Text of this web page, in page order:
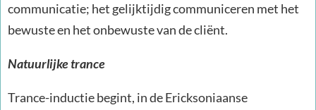
communicatie; het gelijktijdig communiceren met het
bewuste en het onbewuste van de cliënt.
Natuurlijke trance
Trance-inductie begint, in de Ericksoniaanse